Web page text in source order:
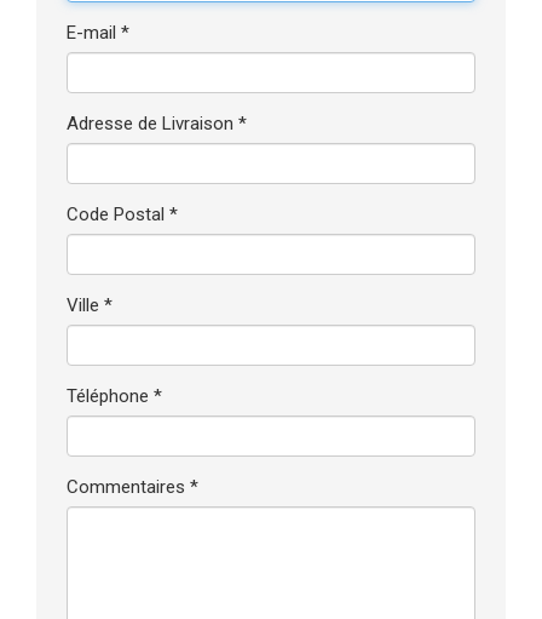
E-mail *
Adresse de Livraison *
Code Postal *
Ville *
Téléphone *
Commentaires *